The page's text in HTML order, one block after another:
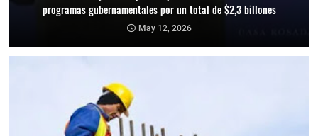
programas gubernamentales por un total de $2,3 billones
May 12, 2026